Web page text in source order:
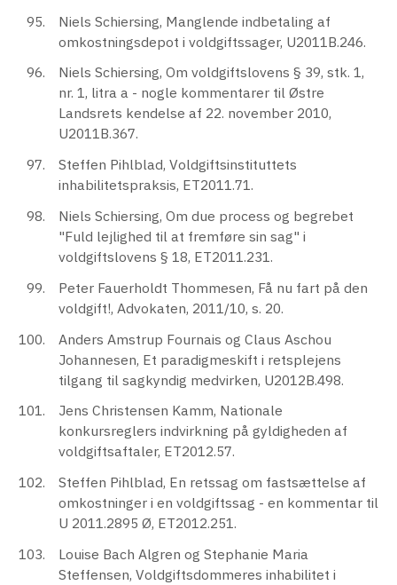
Niels Schiersing, Manglende indbetaling af
omkostningsdepot i voldgiftssager, U2011B.246.
Niels Schiersing, Om voldgiftslovens § 39, stk. 1,
nr. 1, litra a - nogle kommentarer til Østre
Landsrets kendelse af 22. november 2010,
U2011B.367.
Steffen Pihlblad, Voldgiftsinstituttets
inhabilitetspraksis, ET2011.71.
Niels Schiersing, Om due process og begrebet
"Fuld lejlighed til at fremføre sin sag" i
voldgiftslovens § 18, ET2011.231.
Peter Fauerholdt Thommesen, Få nu fart på den
voldgift!, Advokaten, 2011/10, s. 20.
Anders Amstrup Fournais og Claus Aschou
Johannesen, Et paradigmeskift i retsplejens
tilgang til sagkyndig medvirken, U2012B.498.
Jens Christensen Kamm, Nationale
konkursreglers indvirkning på gyldigheden af
voldgiftsaftaler, ET2012.57.
Steffen Pihlblad, En retssag om fastsættelse af
omkostninger i en voldgiftssag - en kommentar til
U 2011.2895 Ø, ET2012.251.
Louise Bach Algren og Stephanie Maria
Steffensen, Voldgiftsdommeres inhabilitet i